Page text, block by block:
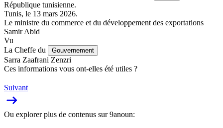
République tunisienne.
Tunis, le 13 mars 2026.
Le ministre du commerce et du développement des exportations
Samir Abid
Vu
La Cheffe du
Gouvernement
Sarra Zaafrani Zenzri
Ces informations vous ont-elles été utiles ?
Suivant
Ou explorer plus de contenus sur 9anoun: